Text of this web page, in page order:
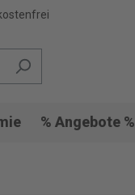
% Angebote %